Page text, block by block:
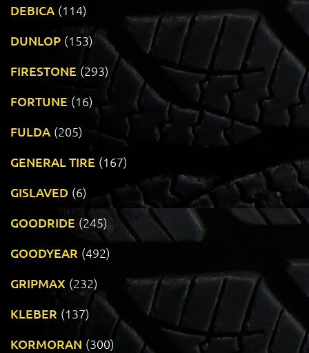
DEBICA (114)
DUNLOP (153)
FIRESTONE (293)
FORTUNE (16)
FULDA (205)
GENERAL TIRE (167)
GISLAVED (6)
GOODRIDE (245)
GOODYEAR (492)
GRIPMAX (232)
KLEBER (137)
KORMORAN (300)